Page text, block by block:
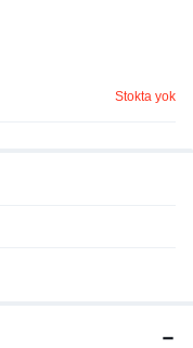
Stokta yok